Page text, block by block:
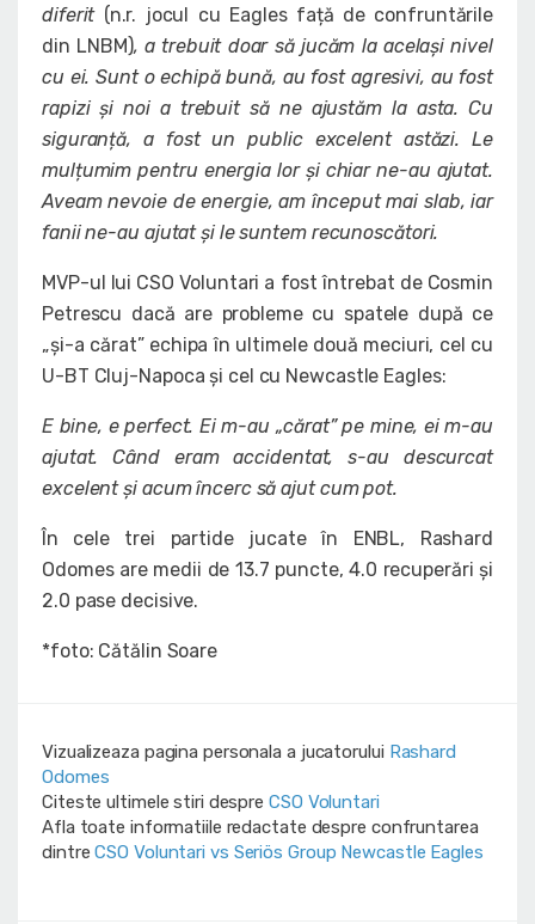
diferit (n.r. jocul cu Eagles față de confruntările
din LNBM), a trebuit doar să jucăm la același nivel
cu ei. Sunt o echipă bună, au fost agresivi, au fost
rapizi și noi a trebuit să ne ajustăm la asta. Cu
siguranță, a fost un public excelent astăzi. Le
mulțumim pentru energia lor și chiar ne-au ajutat.
Aveam nevoie de energie, am început mai slab, iar
fanii ne-au ajutat și le suntem recunoscători.
MVP-ul lui CSO Voluntari a fost întrebat de Cosmin
Petrescu dacă are probleme cu spatele după ce
„și-a cărat” echipa în ultimele două meciuri, cel cu
U-BT Cluj-Napoca și cel cu Newcastle Eagles:
E bine, e perfect. Ei m-au „cărat” pe mine, ei m-au
ajutat. Când eram accidentat, s-au descurcat
excelent și acum încerc să ajut cum pot.
În cele trei partide jucate în ENBL, Rashard
Odomes are medii de 13.7 puncte, 4.0 recuperări și
2.0 pase decisive.
*foto: Cătălin Soare
Vizualizeaza pagina personala a jucatorului Rashard
Odomes
Citeste ultimele stiri despre CSO Voluntari
Afla toate informatiile redactate despre confruntarea
dintreCSO Voluntari vs Seriös Group Newcastle Eagles